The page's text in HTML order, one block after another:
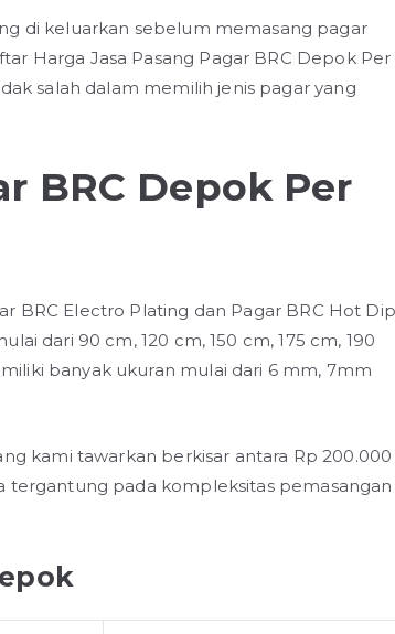
di keluarkan sebelum memasang pagar
Harga Jasa Pasang Pagar BRC Depok Per
salah dalam memilih jenis pagar yang
BRC Depok Per
BRC Electro Plating dan Pagar BRC Hot Dip
dari 90 cm, 120 cm, 150 cm, 175 cm, 190
banyak ukuran mulai dari 6 mm, 7mm
kami tawarkan berkisar antara Rp 200.000
tergantung pada kompleksitas pemasangan